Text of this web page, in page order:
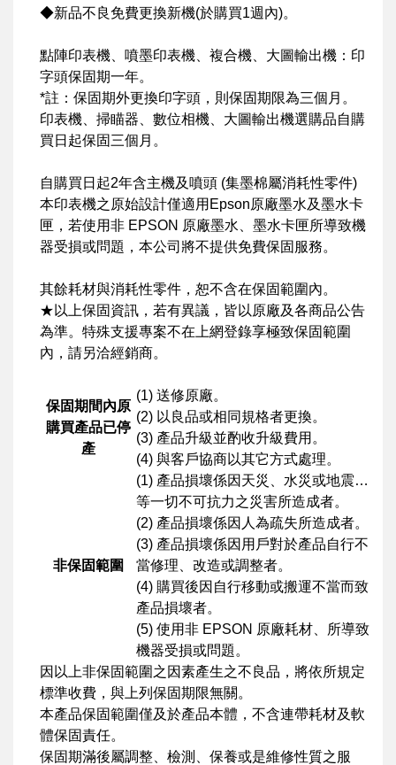
◆新品不良免費更換新機(於購買1週內)。
點陣印表機、噴墨印表機、複合機、大圖輸出機：印
字頭保固期一年。
*註：保固期外更換印字頭，則保固期限為三個月。
印表機、掃瞄器、數位相機、大圖輸出機選購品自購
買日起保固三個月。
自購買日起2年含主機及噴頭 (集墨棉屬消耗性零件)
本印表機之原始設計僅適用Epson原廠墨水及墨水卡
匣，若使用非 EPSON 原廠墨水、墨水卡匣所導致機
器受損或問題，本公司將不提供免費保固服務。
其餘耗材與消耗性零件，恕不含在保固範圍內。
★以上保固資訊，若有異議，皆以原廠及各商品公告
為準。特殊支援專案不在上網登錄享極致保固範圍
內，請另洽經銷商。
保固期間內原
購買產品已停
產
(1) 送修原廠。
(2) 以良品或相同規格者更換。
(3) 產品升級並酌收升級費用。
(4) 與客戶協商以其它方式處理。
非保固範圍
(1) 產品損壞係因天災、水災或地震…
等一切不可抗力之災害所造成者。
(2) 產品損壞係因人為疏失所造成者。
(3) 產品損壞係因用戶對於產品自行不
當修理、改造或調整者。
(4) 購買後因自行移動或搬運不當而致
產品損壞者。
(5) 使用非 EPSON 原廠耗材、所導致
機器受損或問題。
因以上非保固範圍之因素產生之不良品，將依所規定
標準收費，與上列保固期限無關。
本產品保固範圍僅及於產品本體，不含連帶耗材及軟
體保固責任。
保固期滿後屬調整、檢測、保養或是維修性質之服